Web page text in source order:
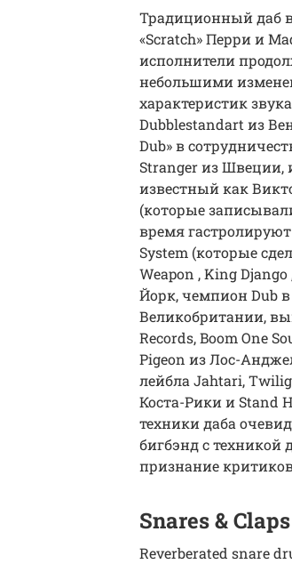
Традиционный даб
«Scratch» Перри и
исполнители
небольшими
характеристик
Dubblestandart из
Dub» в
Stranger из Швеции,
известный как
(которые
время
System (которые
Weapon , King
Йорк, чемпион Dub
Великобритании,
Records, Boom One
Pigeon из Лос-
лейбла Jahtari,
Коста-Рики и Stand
техники даба
бигбэнд с
признание
Snares & Claps
Reverberated snare